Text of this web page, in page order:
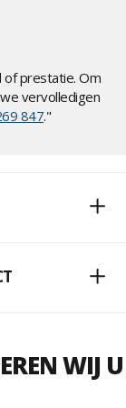
of prestatie. Om
vervolledigen
847."
WIJ U